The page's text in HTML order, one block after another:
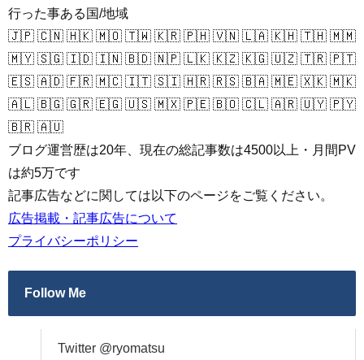
行った事ある国/地域
🇯🇵 🇨🇳 🇭🇰 🇲🇴 🇹🇼 🇰🇷 🇵🇭 🇻🇳 🇱🇦 🇰🇭 🇹🇭 🇲🇲
🇲🇾 🇸🇬 🇮🇩 🇮🇳 🇧🇩 🇳🇵 🇱🇰 🇰🇿 🇰🇬 🇺🇿 🇹🇷 🇵🇹
🇪🇸 🇦🇩 🇫🇷 🇲🇨 🇮🇹 🇸🇮 🇭🇷 🇷🇸 🇧🇦 🇲🇪 🇽🇰 🇲🇰
🇦🇱 🇧🇬 🇬🇷 🇪🇬 🇺🇸 🇲🇽 🇵🇪 🇧🇴 🇨🇱 🇦🇷 🇺🇾 🇵🇾
🇧🇷 🇦🇺
ブログ運営歴は20年、現在の総記事数は4500以上・月間PV
は約5万です
記事広告などに関しては以下のページをご覧ください。
広告掲載・記事広告について
プライバシーポリシー
Follow Me
Twitter @ryomatsu